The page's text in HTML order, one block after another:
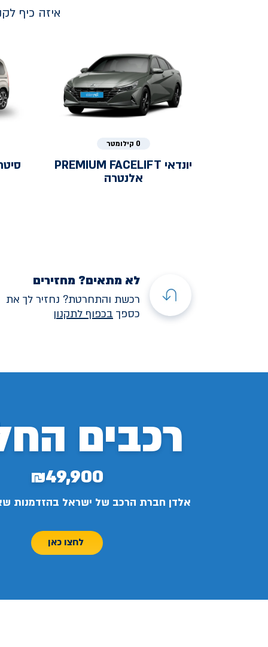
איזה כיף
0 קילומטר
יונדאי PREMIUM FACELIFT
אלנטרה
לא מתאים? מחזירים
רכשת והתחרטת? נחזיר לך את
כספך בכפוף לתקנון
רכבים
₪49,900
אלדן חברת הרכב של ישראל בהזדמנות
לחצו כאן